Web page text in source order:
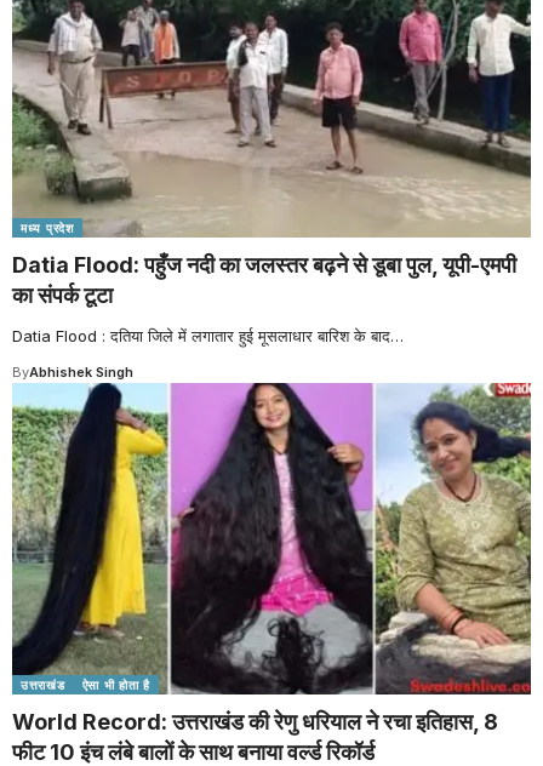
मध्य प्रदेश
Datia Flood: पहुँज नदी का जलस्तर बढ़ने से डूबा पुल, यूपी-एमपी
का संपर्क टूटा
Datia Flood : दतिया जिले में लगातार हुई मूसलाधार बारिश के बाद…
ByAbhishek Singh
उत्तराखंड ऐसा भी होता है
World Record: उत्तराखंड की रेणु धरियाल ने रचा इतिहास, 8
फीट 10 इंच लंबे बालों के साथ बनाया वर्ल्ड रिकॉर्ड